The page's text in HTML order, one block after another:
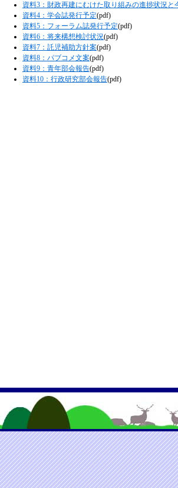
資料3：財政再建にむけた取り組みの進捗状況と
資料4：学会誌発行予定(pdf)
資料5：フォーラム誌発行予定(pdf)
資料6：将来構想検討状況(pdf)
資料7：託児補助方針案(pdf)
資料8：パブコメ文案(pdf)
資料9：青年部会報告(pdf)
資料10：行政研究部会報告(pdf)